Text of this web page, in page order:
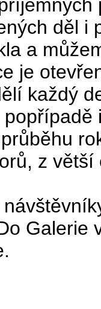
děl i
a
je
každý
z
Galerie